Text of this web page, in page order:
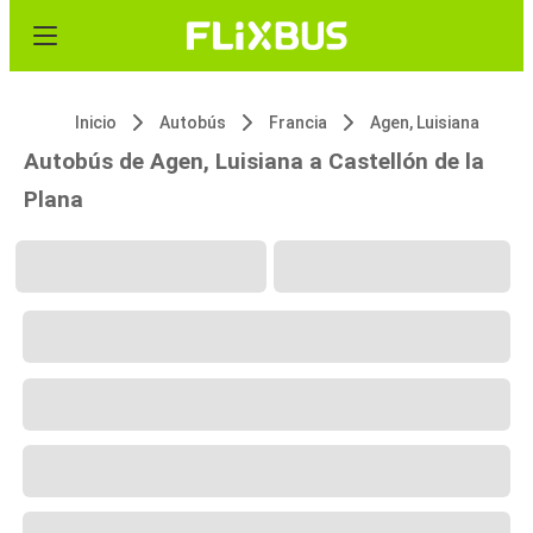
Inicio Autobús Francia Agen, Luisiana
Autobús de Agen, Luisiana a Castellón de la
Plana